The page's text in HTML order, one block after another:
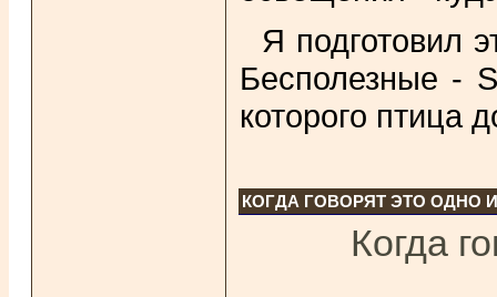
Я подготовил
Бесполезные -
которого птица
КОГДА ГОВОРЯТ ЭТО ОДНО
Когда